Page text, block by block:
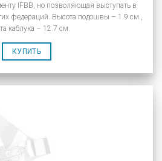
IFBB, но позволяющая выступать в
федераций. Высота подошвы – 1.9 см.,
каблука – 12.7 см.
КУПИТЬ